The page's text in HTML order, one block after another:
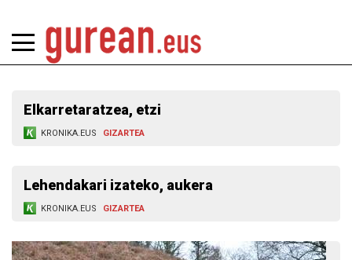
Elkarretaratzea, etzi
KRONIKA.EUS GIZARTEA
Lehendakari izateko, aukera
KRONIKA.EUS GIZARTEA